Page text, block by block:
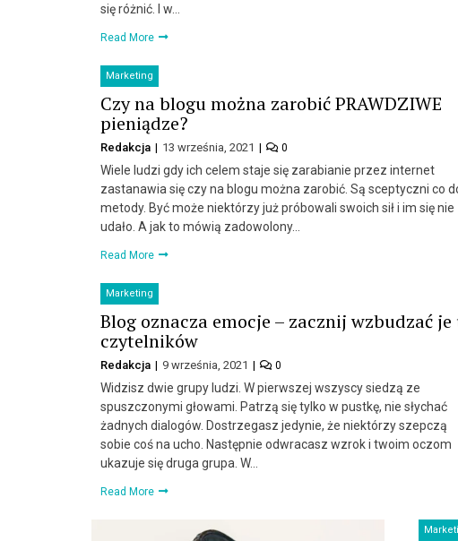
się różnić. I w…
Read More
Marketing
Czy na blogu można zarobić PRAWDZIWE
pieniądze?
Redakcja 13 września, 2021 0
Wiele ludzi gdy ich celem staje się zarabianie przez internet
zastanawia się czy na blogu można zarobić. Są sceptyczni co
metody. Być może niektórzy już próbowali swoich sił i im się nie
udało. A jak to mówią zadowolony…
Read More
Marketing
Blog oznacza emocje – zacznij wzbudzać je
czytelników
Redakcja 9 września, 2021 0
Widzisz dwie grupy ludzi. W pierwszej wszyscy siedzą ze
spuszczonymi głowami. Patrzą się tylko w pustkę, nie słychać
żadnych dialogów. Dostrzegasz jedynie, że niektórzy szepczą
sobie coś na ucho. Następnie odwracasz wzrok i twoim oczom
ukazuje się druga grupa. W…
Read More